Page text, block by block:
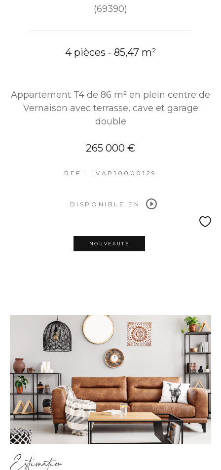
(69390)
4 pièces - 85,47 m²
Appartement T4 de 86 m² en plein centre de
Vernaison avec terrasse, cave et garage
double
265 000 €
REF : LVAP10000129
DISPONIBLE EN
NOUVEAUTÉ
Estimation